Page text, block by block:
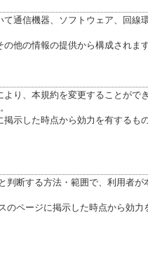
て通信機器、ソフトウェア、回線
他の情報の提供から構成されます
より、本規約を変更することがで
示した時点から効力を有するも
判断する方法・範囲で、利用者が
のページに掲示した時点から効力